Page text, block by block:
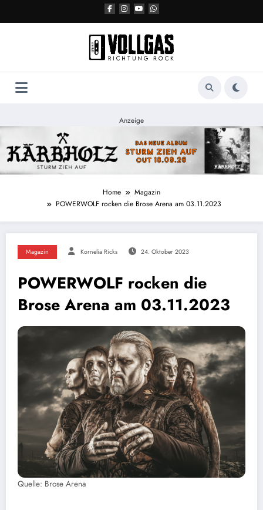
Anzeige
Home
Magazin
POWERWOLF rocken die Brose Arena am 03.11.2023
Magazin Kornelia Ricks 24. Oktober 2023
POWERWOLF rocken die
Brose Arena am 03.11.2023
Quelle: Brose Arena